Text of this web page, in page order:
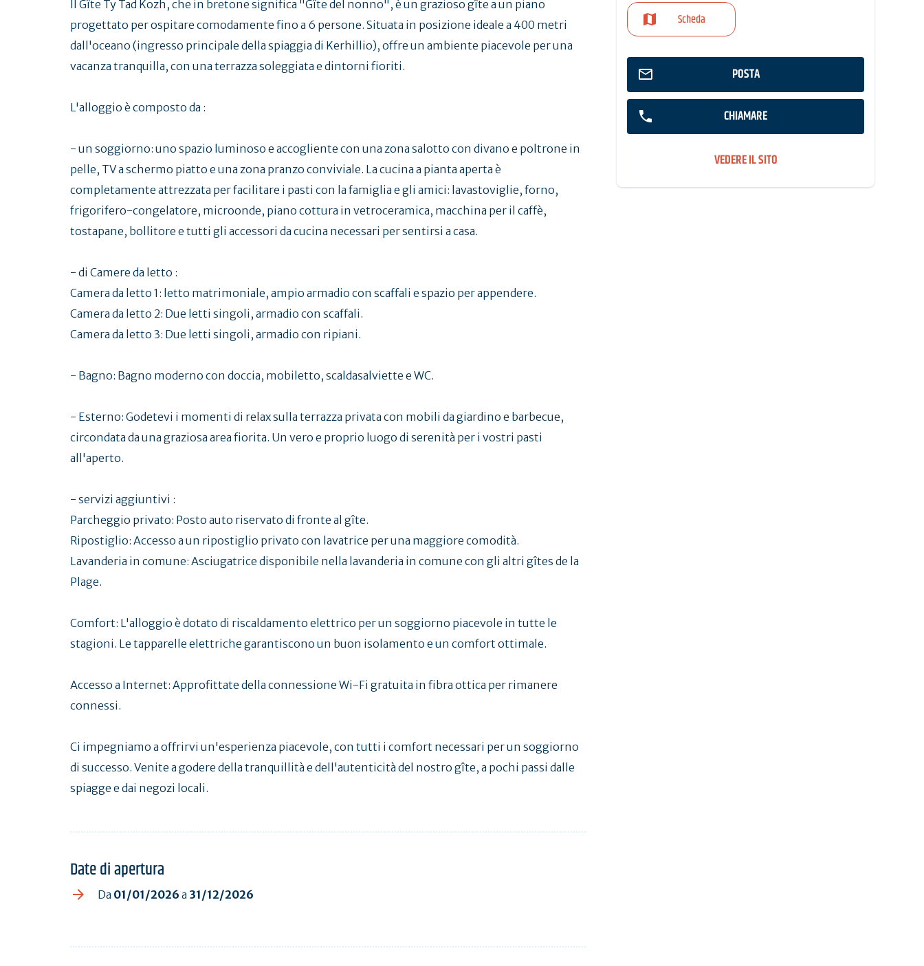
Scheda
POSTA
CHIAMARE
VEDERE IL SITO
Il Gîte Ty Tad Kozh, che in bretone significa "Gîte del nonno", è un grazioso gîte a un piano
progettato per ospitare comodamente fino a 6 persone. Situata in posizione ideale a 400 metri
dall'oceano (ingresso principale della spiaggia di Kerhillio), offre un ambiente piacevole per una
vacanza tranquilla, con una terrazza soleggiata e dintorni fioriti.
L'alloggio è composto da :
- un soggiorno: uno spazio luminoso e accogliente con una zona salotto con divano e poltrone in
pelle, TV a schermo piatto e una zona pranzo conviviale. La cucina a pianta aperta è
completamente attrezzata per facilitare i pasti con la famiglia e gli amici: lavastoviglie, forno,
frigorifero-congelatore, microonde, piano cottura in vetroceramica, macchina per il caffè,
tostapane, bollitore e tutti gli accessori da cucina necessari per sentirsi a casa.
- di Camere da letto :
Camera da letto 1: letto matrimoniale, ampio armadio con scaffali e spazio per appendere.
Camera da letto 2: Due letti singoli, armadio con scaffali.
Camera da letto 3: Due letti singoli, armadio con ripiani.
- Bagno: Bagno moderno con doccia, mobiletto, scaldasalviette e WC.
- Esterno: Godetevi i momenti di relax sulla terrazza privata con mobili da giardino e barbecue,
circondata da una graziosa area fiorita. Un vero e proprio luogo di serenità per i vostri pasti
all'aperto.
- servizi aggiuntivi :
Parcheggio privato: Posto auto riservato di fronte al gîte.
Ripostiglio: Accesso a un ripostiglio privato con lavatrice per una maggiore comodità.
Lavanderia in comune: Asciugatrice disponibile nella lavanderia in comune con gli altri gîtes de la
Plage.
Comfort: L'alloggio è dotato di riscaldamento elettrico per un soggiorno piacevole in tutte le
stagioni. Le tapparelle elettriche garantiscono un buon isolamento e un comfort ottimale.
Accesso a Internet: Approfittate della connessione Wi-Fi gratuita in fibra ottica per rimanere
connessi.
Ci impegniamo a offrirvi un'esperienza piacevole, con tutti i comfort necessari per un soggiorno
di successo. Venite a godere della tranquillità e dell'autenticità del nostro gîte, a pochi passi dalle
spiagge e dai negozi locali.
Date di apertura
Da 01/01/2026 a 31/12/2026